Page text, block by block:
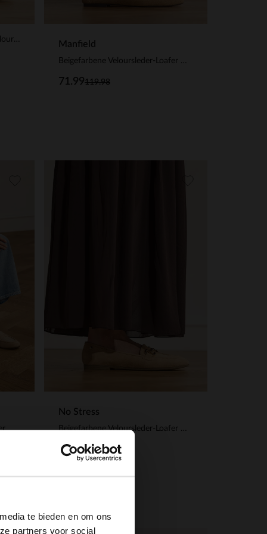
te bieden en om ons
partners voor social
Beigefarbene Slingbacks aus Veloursleder Manfield
Beigefarbene Veloursleder-Loafer mit Fransen
119.98
71.99
No Stress
109.99